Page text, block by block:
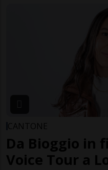
CANTONE
Da Bioggio in
Voice Tour a